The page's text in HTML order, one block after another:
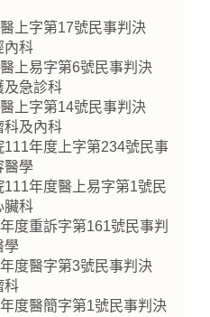
上字第17號民事判決
內科
上易字第6號民事判決
及急診科
上字第14號民事判決
科及內科
年度上字第234號民事
醫學
年度醫上易字第1號民
臟科
度重訴字第161號民事判
學
度醫字第3號民事判決
科
度醫簡字第1號民事判決